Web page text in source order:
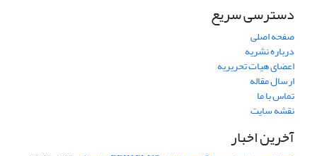
دسترسی سریع
صفحه اصلی
درباره نشریه
اعضای هیات تحریریه
ارسال مقاله
تماس با ما
نقشه سایت
آخرین اخبار